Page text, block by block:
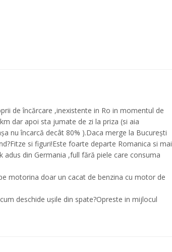
de încărcare ,inexistente in Ro in momentul de
dar apoi sta jumate de zi la priza (si aia
nu încarcă decât 80% ).Daca merge la București
si figuri!Este foarte departe Romanica si mai
din Germania ,full fără piele care consuma
motorina doar un cacat de benzina cu motor de
deschide ușile din spate?Opreste in mijlocul